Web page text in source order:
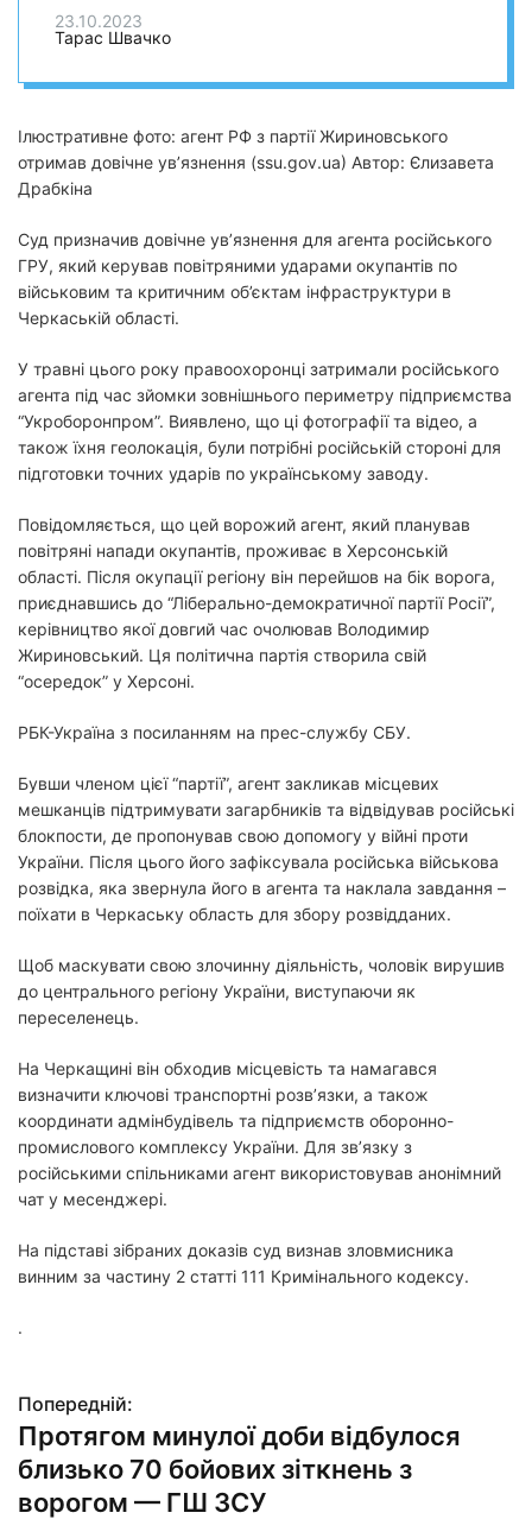
ув’язнення:
коригував удари по
Черкаській області
23.10.2023
Тарас Швачко
Ілюстративне фото: агент РФ з партії Жириновського
отримав довічне ув’язнення (ssu.gov.ua) Автор: Єлизавета
Драбкіна
Суд призначив довічне ув’язнення для агента російського
ГРУ, який керував повітряними ударами окупантів по
військовим та критичним об’єктам інфраструктури в
Черкаській області.
У травні цього року правоохоронці затримали російського
агента під час зйомки зовнішнього периметру підприємства
“Укроборонпром”. Виявлено, що ці фотографії та відео, а
також їхня геолокація, були потрібні російській стороні для
підготовки точних ударів по українському заводу.
Повідомляється, що цей ворожий агент, який планував
повітряні напади окупантів, проживає в Херсонській
області. Після окупації регіону він перейшов на бік ворога,
приєднавшись до “Ліберально-демократичної партії Росії”,
керівництво якої довгий час очолював Володимир
Жириновський. Ця політична партія створила свій
“осередок” у Херсоні.
РБК-Україна з посиланням на прес-службу СБУ.
Бувши членом цієї “партії”, агент закликав місцевих
мешканців підтримувати загарбників та відвідував російські
блокпости, де пропонував свою допомогу у війні проти
України. Після цього його зафіксувала російська військова
розвідка, яка звернула його в агента та наклала завдання –
поїхати в Черкаську область для збору розвідданих.
Щоб маскувати свою злочинну діяльність, чоловік вирушив
до центрального регіону України, виступаючи як
переселенець.
На Черкащині він обходив місцевість та намагався
визначити ключові транспортні розв’язки, а також
координати адмінбудівель та підприємств оборонно-
промислового комплексу України. Для зв’язку з
російськими спільниками агент використовував анонімний
чат у месенджері.
На підставі зібраних доказів суд визнав зловмисника
винним за частину 2 статті 111 Кримінального кодексу.
.
Н
а
в
Попередній:
Протягом минулої доби відбулося
близько 70 бойових зіткнень з
ворогом — ГШ ЗСУ